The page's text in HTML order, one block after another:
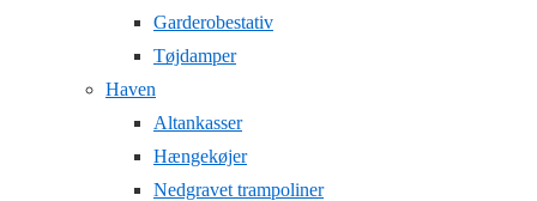
Garderobestativ
Tøjdamper
Haven
Altankasser
Hængekøjer
Nedgravet trampoliner